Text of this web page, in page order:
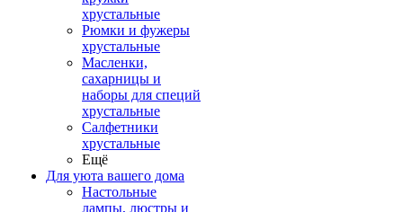
хрустальные
Рюмки и фужеры
хрустальные
Масленки,
сахарницы и
наборы для специй
хрустальные
Салфетники
хрустальные
Ещё
Для уюта вашего дома
Настольные
лампы, люстры и